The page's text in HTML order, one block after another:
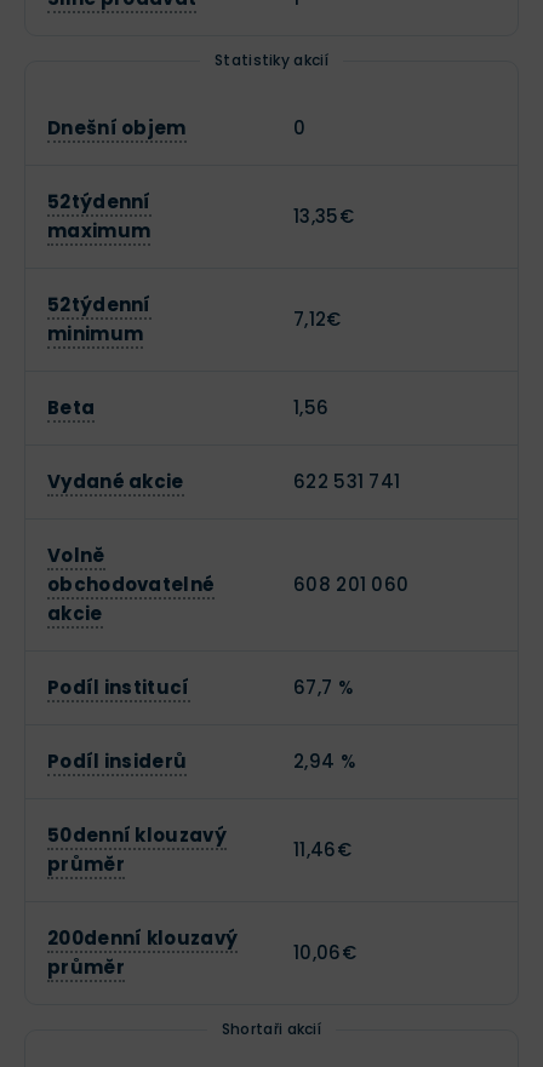
Statistiky akcií
Dnešní objem 0
52týdenní
maximum
13,35€
52týdenní
minimum
7,12€
Beta 1,56
Vydané akcie 622 531 741
Volně
obchodovatelné
akcie
608 201 060
Podíl institucí 67,7 %
Podíl insiderů 2,94 %
50denní klouzavý
průměr
11,46€
200denní klouzavý
průměr
10,06€
Shortaři akcií